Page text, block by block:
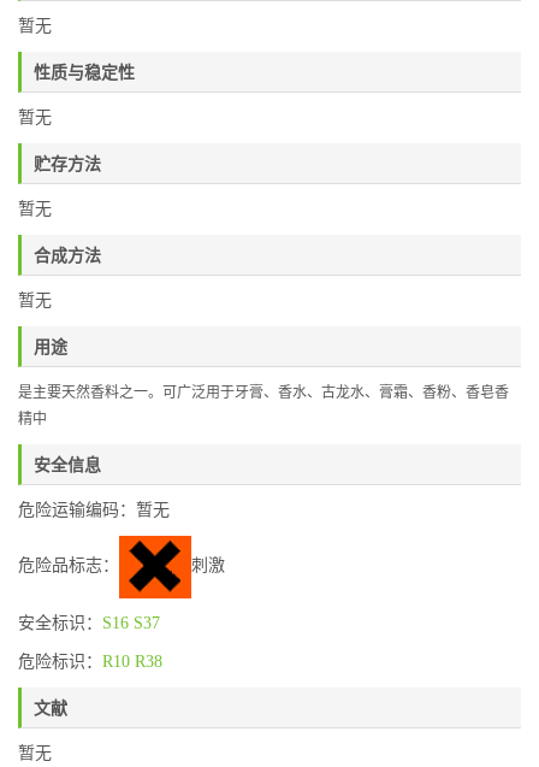
暂无
性质与稳定性
暂无
贮存方法
暂无
合成方法
暂无
用途
是主要天然香料之一。可广泛用于牙膏、香水、古龙水、膏霜、香粉、香皂香
精中
安全信息
危险运输编码：暂无
危险品标志： 刺激
安全标识： S16 S37
危险标识： R10 R38
文献
暂无